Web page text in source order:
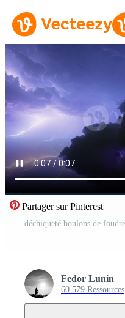
Partager sur Pinterest
Fedor Lunin
60 579 Ressources